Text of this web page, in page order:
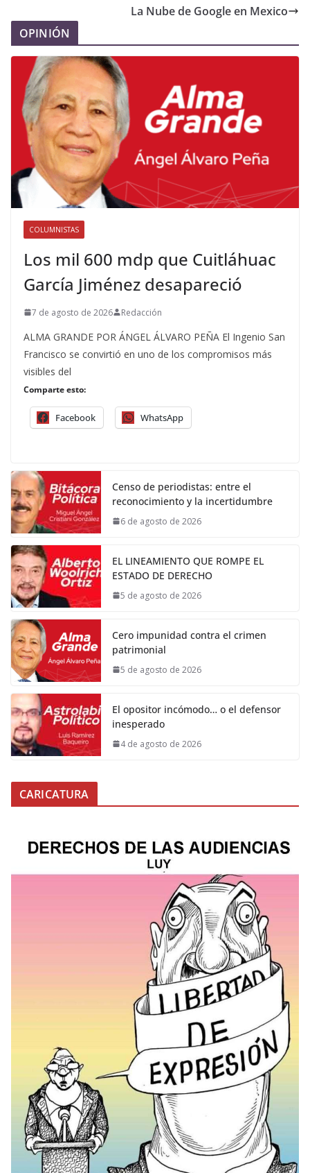
La Nube de Google en Mexico
OPINIÓN
COLUMNISTAS
Los mil 600 mdp que Cuitláhuac
García Jiménez desapareció
7 de agosto de 2026 Redacción
ALMA GRANDE POR ÁNGEL ÁLVARO PEÑA El Ingenio San
Francisco se convirtió en uno de los compromisos más
visibles del
Comparte esto:
Facebook WhatsApp
Censo de periodistas: entre el
reconocimiento y la incertidumbre
6 de agosto de 2026
EL LINEAMIENTO QUE ROMPE EL
ESTADO DE DERECHO
5 de agosto de 2026
Cero impunidad contra el crimen
patrimonial
5 de agosto de 2026
El opositor incómodo… o el defensor
inesperado
4 de agosto de 2026
CARICATURA